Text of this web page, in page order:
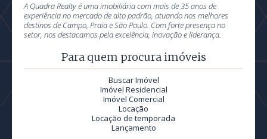
A Quadra Realty é uma imobiliária com mais de 35 anos de
experiência no mercado de alto padrão, atuando nos melhores
destinos de Campo, Praia e São Paulo. Com forte presença no
setor, nos destacamos pela excelência, inovação e liderança.
Para quem procura imóveis
Buscar Imóvel
Imóvel Residencial
Imóvel Comercial
Locação
Locação de temporada
Lançamento